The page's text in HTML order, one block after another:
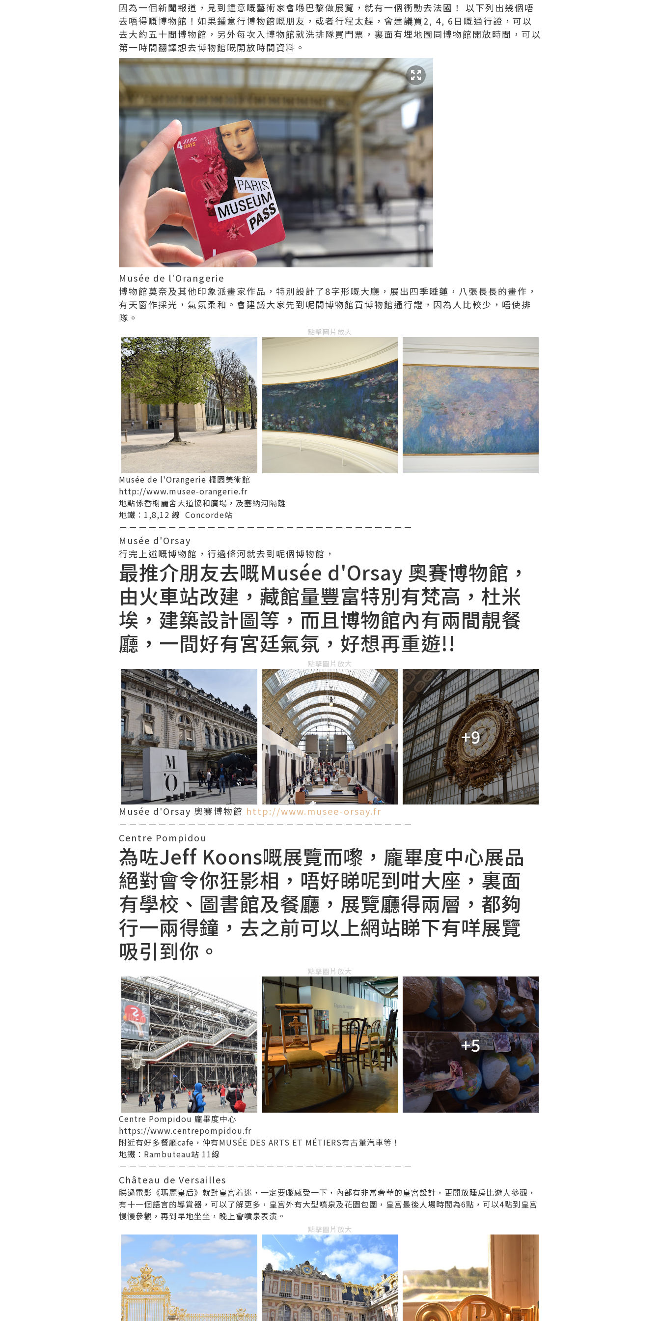
因為一個新聞報道，見到鍾意嘅藝術家會喺巴黎做展覽，就有一個衝動去法國！ 以下列出幾個唔
去唔得嘅博物館！如果鍾意行博物館嘅朋友，或者行程太趕，會建議買2, 4, 6日嘅通行證，可以
去大約五十間博物館，另外每次入博物館就洗排隊買門票，裏面有埋地圖同博物館開放時間，可以
第一時間翻譯想去博物館嘅開放時間資料。
Musée de l'Orangerie
博物館莫奈及其他印象派畫家作品，特別設計了8字形嘅大廳，展出四季睡蓮，八張長長的畫作，
有天窗作採光，氣氛柔和。會建議大家先到呢間博物館買博物館通行證，因為人比較少，唔使排
隊。
點擊圖片放大
Musée de l'Orangerie 橘園美術館
http://www.musee-orangerie.fr
地點係香榭麗舍大道協和廣場，及塞納河隔離
地鐵：1,8,12 線 Concorde站
－－－－－－－－－－－－－－－－－－－－－－－－－－－－－－
Musée d'Orsay
行完上述嘅博物館，行過條河就去到呢個博物館，
最推介朋友去嘅Musée d'Orsay 奧賽博物館，
由火車站改建，藏館量豐富特別有梵高，杜米
埃，建築設計圖等，而且博物館內有兩間靚餐
廳，一間好有宮廷氣氛，好想再重遊!!
點擊圖片放大
+9
Musée d'Orsay 奧賽博物館 http://www.musee-orsay.fr
－－－－－－－－－－－－－－－－－－－－－－－－－－－－－－
Centre Pompidou
為咗Jeff Koons嘅展覽而嚟，龐畢度中心展品
絕對會令你狂影相，唔好睇呢到咁大座，裏面
有學校、圖書館及餐廳，展覽廳得兩層，都夠
行一兩得鐘，去之前可以上網站睇下有咩展覽
吸引到你。
點擊圖片放大
+5
Centre Pompidou 龐畢度中心
https://www.centrepompidou.fr
附近有好多餐廳cafe，仲有MUSÉE DES ARTS ET MÉTIERS有古董汽車等！
地鐵：Rambuteau站 11線
－－－－－－－－－－－－－－－－－－－－－－－－－－－－－－
Château de Versailles
睇過電影《瑪麗皇后》就對皇宮着迷，一定要嚟感受一下，內部有非常奢華的皇宮設計，更開放睡房比遊人參觀，
有十一個語言的導賞器，可以了解更多，皇宮外有大型噴泉及花園包圍，皇宮最後人場時間為6點，可以4點到皇宮
慢慢參觀，再到早地坐坐，晚上會噴泉表演。
點擊圖片放大